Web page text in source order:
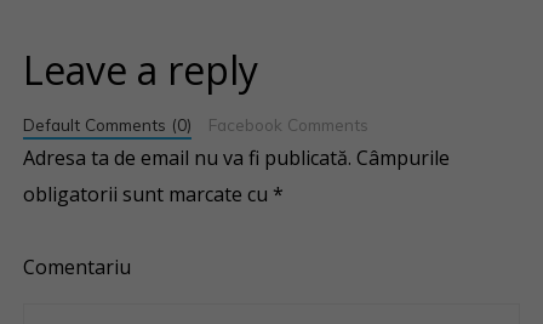
Leave a reply
Default Comments (0) Facebook Comments
Adresa ta de email nu va fi publicată. Câmpurile
obligatorii sunt marcate cu *
Comentariu